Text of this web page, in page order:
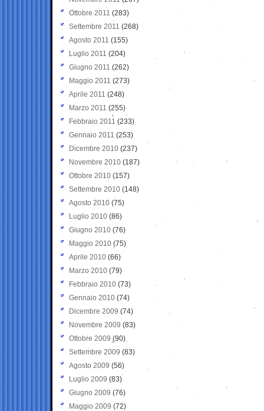
Ottobre 2011 (283)
Settembre 2011 (268)
Agosto 2011 (155)
Luglio 2011 (204)
Giugno 2011 (262)
Maggio 2011 (273)
Aprile 2011 (248)
Marzo 2011 (255)
Febbraio 2011 (233)
Gennaio 2011 (253)
Dicembre 2010 (237)
Novembre 2010 (187)
Ottobre 2010 (157)
Settembre 2010 (148)
Agosto 2010 (75)
Luglio 2010 (86)
Giugno 2010 (76)
Maggio 2010 (75)
Aprile 2010 (66)
Marzo 2010 (79)
Febbraio 2010 (73)
Gennaio 2010 (74)
Dicembre 2009 (74)
Novembre 2009 (83)
Ottobre 2009 (90)
Settembre 2009 (83)
Agosto 2009 (56)
Luglio 2009 (83)
Giugno 2009 (76)
Maggio 2009 (72)